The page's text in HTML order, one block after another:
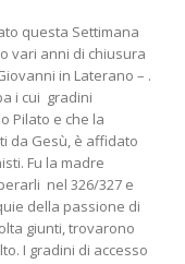
questa Settimana
vari anni di chiusura
in Laterano – .
i cui gradini
Pilato e che la
da Gesù, è affidato
Fu la madre
nel 326/327 e
della passione di
giunti, trovarono
I gradini di accesso